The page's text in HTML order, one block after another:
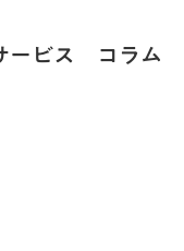
ービス コラム